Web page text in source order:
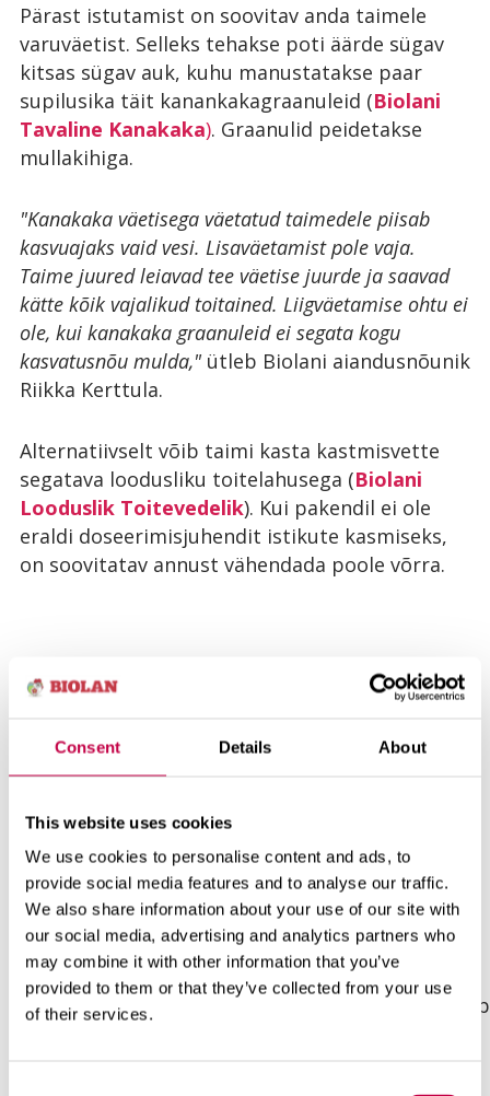
Consent Details About
This website uses cookies
We use cookies to personalise content and ads, to
provide social media features and to analyse our traffic.
We also share information about your use of our site with
our social media, advertising and analytics partners who
may combine it with other information that you’ve
provided to them or that they’ve collected from your use
of their services.
Pärast istutamist on soovitav anda taimele
varuväetist. Selleks tehakse poti äärde sügav
kitsas sügav auk, kuhu manustatakse paar
supilusika täit kanankakagraanuleid (Biolani
Tavaline Kanakaka). Graanulid peidetakse
mullakihiga.
"Kanakaka väetisega väetatud taimedele piisab
kasvuajaks vaid vesi. Lisaväetamist pole vaja.
Taime juured leiavad tee väetise juurde ja saavad
kätte kõik vajalikud toitained. Liigväetamise ohtu ei
ole, kui kanakaka graanuleid ei segata kogu
kasvatusnõu mulda,"ütleb Biolani aiandusnõunik
Riikka Kerttula.
Alternatiivselt võib taimi kasta kastmisvette
segatava loodusliku toitelahusega (Biolani
Looduslik Toitevedelik). Kui pakendil ei ole
eraldi doseerimisjuhendit istikute kasmiseks,
on soovitatav annust vähendada poole võrra.
Külvikalender
Ananasskirss
Lõvilõuad
Petuunia
Porrulauk
Tomat
Kapsad
Kasvuhoonekurk
Melon
Saialill
Magus hernes
Kurk
Mais
Roosuba
Harilik